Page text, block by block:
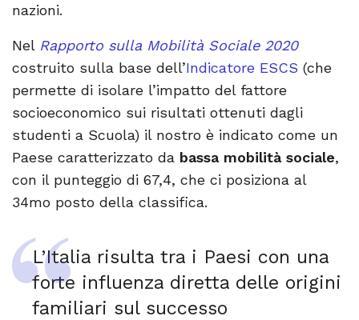
nazioni.
Nel Rapporto sulla Mobilità Sociale 2020
costruito sulla base dell’Indicatore ESCS (che
permette di isolare l’impatto del fattore
socioeconomico sui risultati ottenuti dagli
studenti a Scuola) il nostro è indicato come un
Paese caratterizzato da bassa mobilità sociale,
con il punteggio di 67,4, che ci posiziona al
34mo posto della classifica.
L’Italia risulta tra i Paesi con una
forte influenza diretta delle origini
familiari sul successo